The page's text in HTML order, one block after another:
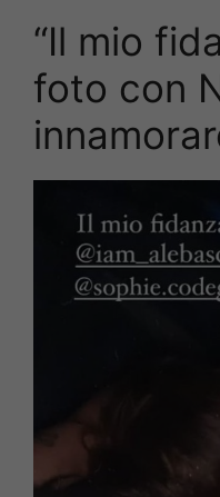
“Il mio
foto con